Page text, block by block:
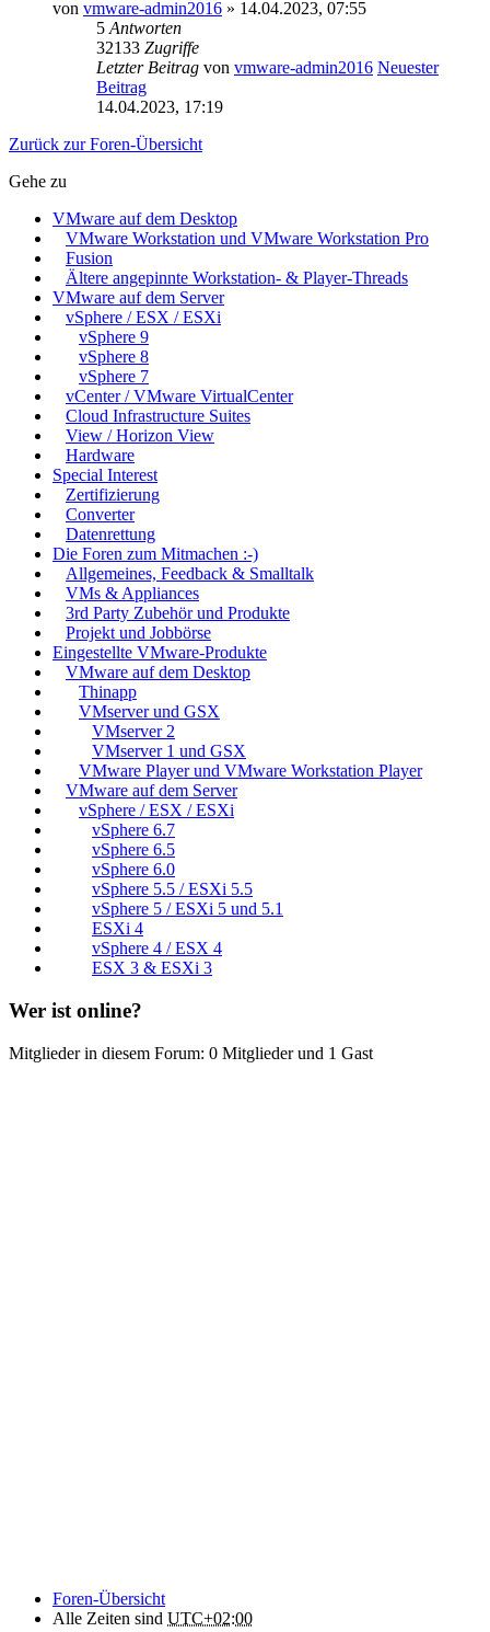
von vmware-admin2016 » 14.04.2023, 07:55
5 Antworten
32133 Zugriffe
Letzter Beitrag von vmware-admin2016 Neuester
Beitrag
14.04.2023, 17:19
Zurück zur Foren-Übersicht
Gehe zu
VMware auf dem Desktop
VMware Workstation und VMware Workstation Pro
Fusion
Ältere angepinnte Workstation- & Player-Threads
VMware auf dem Server
vSphere / ESX / ESXi
vSphere 9
vSphere 8
vSphere 7
vCenter / VMware VirtualCenter
Cloud Infrastructure Suites
View / Horizon View
Hardware
Special Interest
Zertifizierung
Converter
Datenrettung
Die Foren zum Mitmachen :-)
Allgemeines, Feedback & Smalltalk
VMs & Appliances
3rd Party Zubehör und Produkte
Projekt und Jobbörse
Eingestellte VMware-Produkte
VMware auf dem Desktop
Thinapp
VMserver und GSX
VMserver 2
VMserver 1 und GSX
VMware Player und VMware Workstation Player
VMware auf dem Server
vSphere / ESX / ESXi
vSphere 6.7
vSphere 6.5
vSphere 6.0
vSphere 5.5 / ESXi 5.5
vSphere 5 / ESXi 5 und 5.1
ESXi 4
vSphere 4 / ESX 4
ESX 3 & ESXi 3
Wer ist online?
Mitglieder in diesem Forum: 0 Mitglieder und 1 Gast
Foren-Übersicht
Alle Zeiten sind UTC+02:00